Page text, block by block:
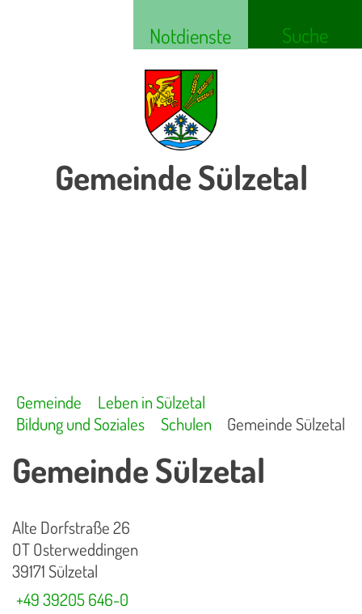
Notdienste Suche
Gemeinde Sülzetal
Gemeinde
Leben in Sülzetal
Bildung und Soziales
Schulen Gemeinde Sülzetal
Gemeinde Sülzetal
Alte Dorfstraße 26
OT Osterweddingen
39171 Sülzetal
+49 39205 646-0